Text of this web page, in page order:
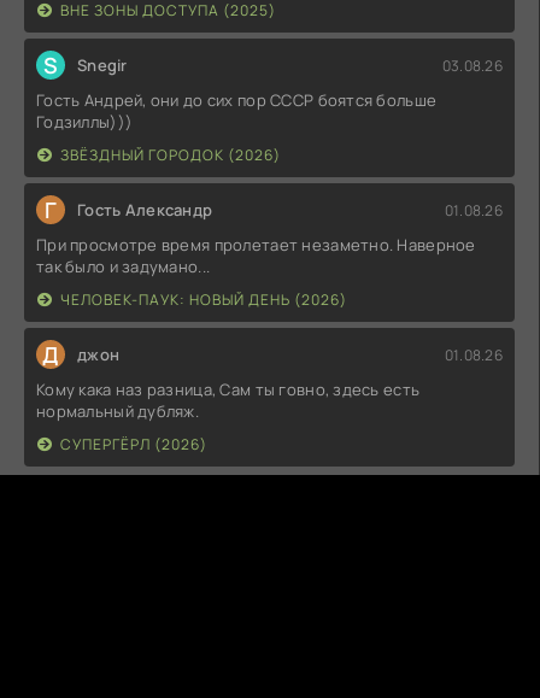
ВНЕ ЗОНЫ ДОСТУПА (2025)
S Snegir 03.08.26
Гость Андрей, они до сих пор СССР боятся больше
Годзиллы)))
ЗВЁЗДНЫЙ ГОРОДОК (2026)
Г Гость Александр 01.08.26
При просмотре время пролетает незаметно. Наверное
так было и задумано...
ЧЕЛОВЕК-ПАУК: НОВЫЙ ДЕНЬ (2026)
Д джон 01.08.26
Кому кака наз разница, Сам ты говно, здесь есть
нормальный дубляж.
СУПЕРГЁРЛ (2026)